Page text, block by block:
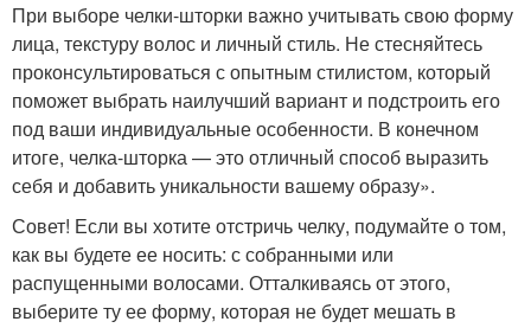
При выборе челки-шторки важно учитывать свою форму
лица, текстуру волос и личный стиль. Не стесняйтесь
проконсультироваться с опытным стилистом, который
поможет выбрать наилучший вариант и подстроить его
под ваши индивидуальные особенности. В конечном
итоге, челка-шторка — это отличный способ выразить
себя и добавить уникальности вашему образу».
Совет! Если вы хотите отстричь челку, подумайте о том,
как вы будете ее носить: с собранными или
распущенными волосами. Отталкиваясь от этого,
выберите ту ее форму, которая не будет мешать в